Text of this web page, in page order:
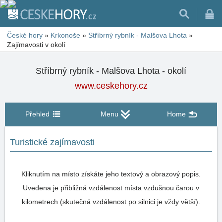
České hory » Krkonoše » Stříbrný rybník - Malšova Lhota »
Zajímavosti v okolí
Stříbrný rybník - Malšova Lhota - okolí
www.ceskehory.cz
Přehled Menu Home
Turistické zajímavosti
Kliknutím na místo získáte jeho textový a obrazový popis.
Uvedena je přibližná vzdálenost místa vzdušnou čarou v
kilometrech (skutečná vzdálenost po silnici je vždy větší).